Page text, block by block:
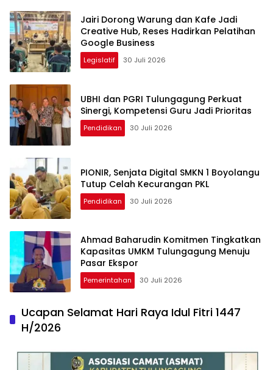
Jairi Dorong Warung dan Kafe Jadi
Creative Hub, Reses Hadirkan Pelatihan
Google Business
Legislatif 30 Juli 2026
UBHI dan PGRI Tulungagung Perkuat
Sinergi, Kompetensi Guru Jadi Prioritas
Pendidikan 30 Juli 2026
PIONIR, Senjata Digital SMKN 1 Boyolangu
Tutup Celah Kecurangan PKL
Pendidikan 30 Juli 2026
Ahmad Baharudin Komitmen Tingkatkan
Kapasitas UMKM Tulungagung Menuju
Pasar Ekspor
Pemerintahan 30 Juli 2026
Ucapan Selamat Hari Raya Idul Fitri 1447
H/2026